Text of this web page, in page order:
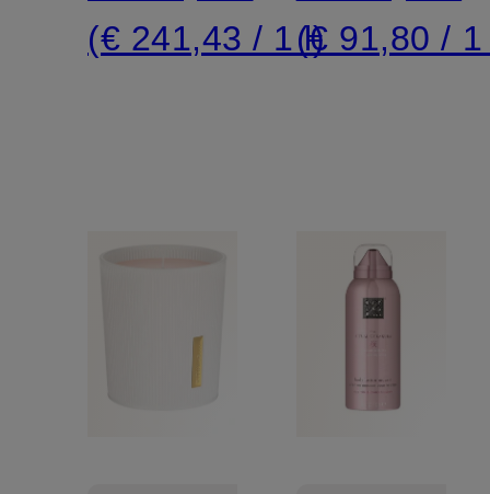
(€ 241,43 / 1 l)
REFILL
(€ 91,80 /